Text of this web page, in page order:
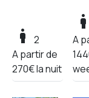
boy
2
A partir de
270€ la nuit
boy
A
Besoin
En savoir